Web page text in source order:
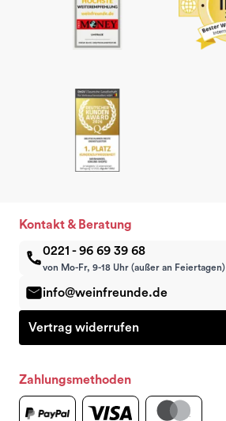
Kontakt & Beratung
0221 - 96 69 39 68
von Mo-Fr, 9-18 Uhr (außer an Feiertagen)
info@weinfreunde.de
Vertrag widerrufen
Zahlungsmethoden